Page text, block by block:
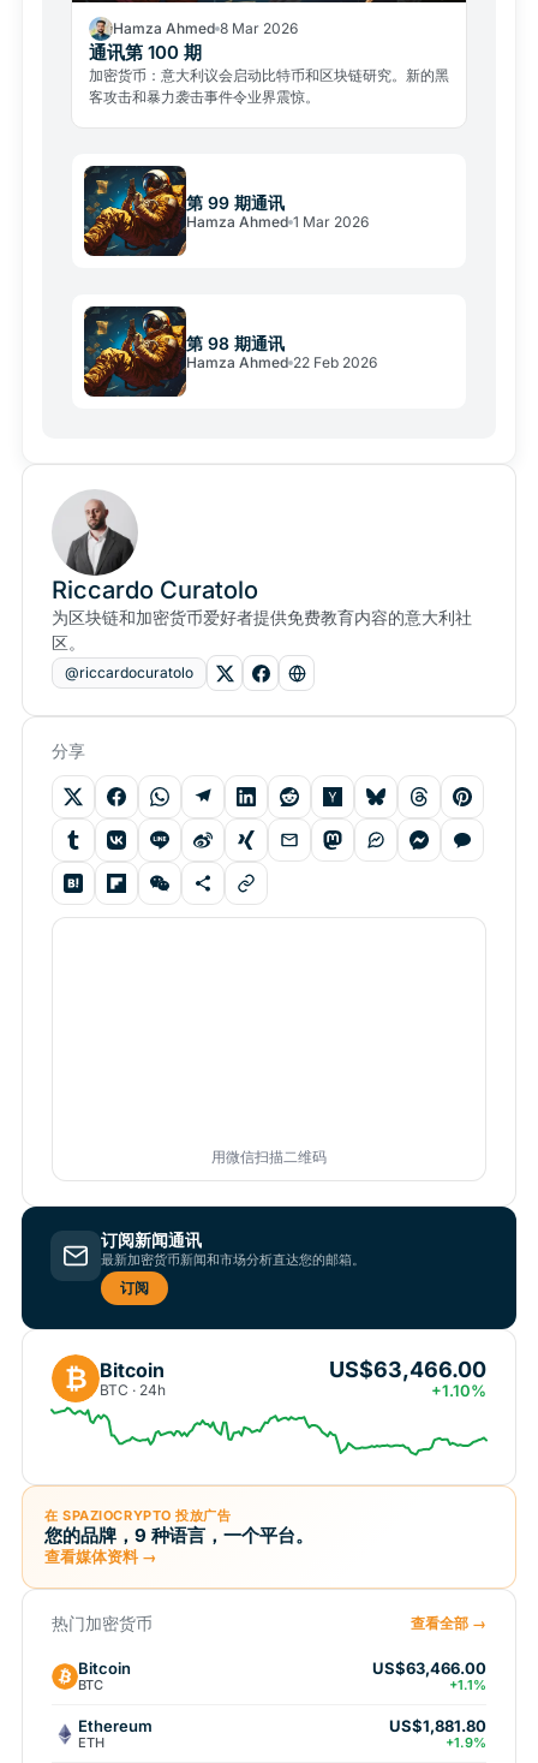
Hamza Ahmed 8 Mar 2026
通讯第 100 期
加密货币：意大利议会启动比特币和区块链研究。新的黑
客攻击和暴力袭击事件令业界震惊。
第 99 期通讯
Hamza Ahmed 1 Mar 2026
第 98 期通讯
Hamza Ahmed 22 Feb 2026
Riccardo Curatolo
为区块链和加密货币爱好者提供免费教育内容的意大利社
区。
@riccardocuratolo
分享
用微信扫描二维码
订阅新闻通讯
最新加密货币新闻和市场分析直达您的邮箱。
订阅
₿ Bitcoin
BTC · 24h
US$63,466.00
+1.10%
在 SPAZIOCRYPTO 投放广告
您的品牌，9 种语言，一个平台。
查看媒体资料 →
热门加密货币 查看全部 →
Bitcoin
BTC
US$63,466.00
+1.1%
Ethereum
ETH
US$1,881.80
+1.9%